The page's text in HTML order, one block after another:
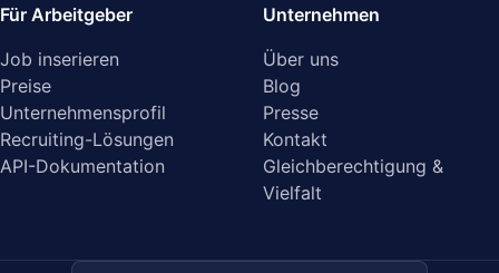
Für Arbeitgeber
Job inserieren
Preise
Unternehmensprofil
Recruiting-Lösungen
API-Dokumentation
Unternehmen
Über uns
Blog
Presse
Kontakt
Gleichberechtigung &
Vielfalt